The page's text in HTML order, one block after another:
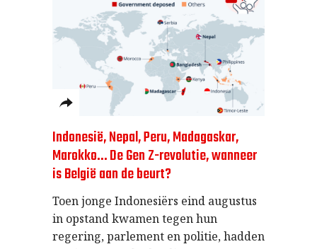
Indonesië, Nepal, Peru, Madagaskar,
Marokko… De Gen Z-revolutie, wanneer
is België aan de beurt?
Toen jonge Indonesiërs eind augustus
in opstand kwamen tegen hun
regering, parlement en politie, hadden